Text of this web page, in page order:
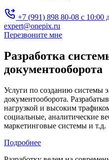
+7 (991) 898 80-08 с 10:00
expert@onepix.ru
Перезвоните мне
Разработка
документооборота
Услуги по созданию системы
документооборота.
нагрузкой и высоким
социальные, аналитические
маркетинговые системы и т.д.
Подробнее